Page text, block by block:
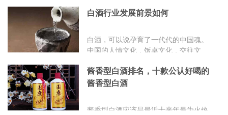
白酒行业发展前景如何
白酒，可以说孕育了一代代的中国魂。
中国的人情文化，饭桌文化，交往文
红酒，在国外往往比较兴盛，而以高粱
以及小麦为主要原料发酵的白酒则在中
酱香型白酒排名，十款公认好喝的
酱香型白酒
酱香型白酒应该是最近十来年最为火热